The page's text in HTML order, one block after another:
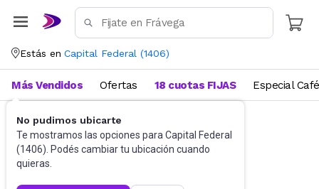
Estás en Capital Federal (1406)
No pudimos ubicarte
Te mostramos las opciones para Capital Federal
(1406). Podés cambiar tu ubicación cuando
quieras.
Más Vendidos Ofertas 18 cuotas FIJAS Especial Café
Accesorios de Informática
Base para Netbooks y Notebooks